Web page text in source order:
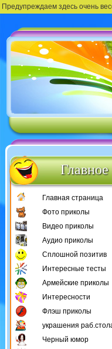
Предупреждаем здесь очень
Главная страница
Фото приколы
Видео приколы
Аудио приколы
Сплошной позитив
Интересные тесты
Армейские приколы
Интересности
Флэш приколы
украшения
Черный юмор